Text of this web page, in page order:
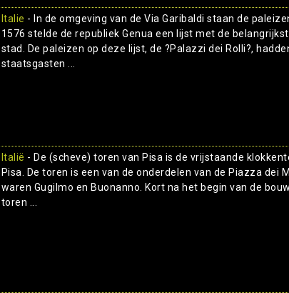
Italie - In de omgeving van de Via Garibaldi staan de
1576 stelde de republiek Genua een lijst met de
stad. De paleizen op deze lijst, de ?Palazzi dei Rolli?,
staatsgasten ...
Italië - De (scheve) toren van Pisa is de vrijstaande
Pisa. De toren is een van de onderdelen van de Piazza dei
waren Gugilmo en Buonanno. Kort na het begin van de
toren ...